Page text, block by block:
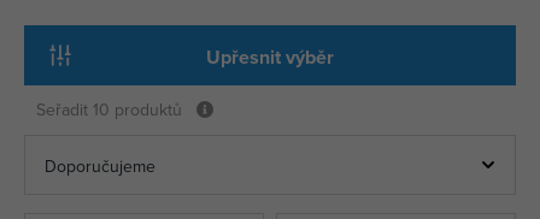
Upřesnit výběr
Seřadit 10 produktů